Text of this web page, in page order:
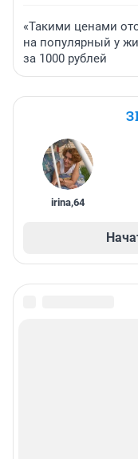
«Такими ценами
на популярный у
за 1000 рублей
irina,64